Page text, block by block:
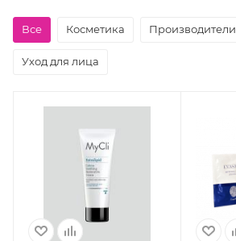
Все Косметика Производители
Уход для лица